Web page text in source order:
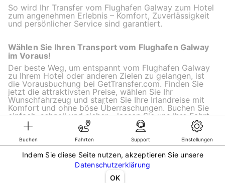
Buchen Fahrten Support Einstellungen
Indem Sie diese Seite nutzen, akzeptieren Sie unsere
Datenschutzerklärung
OK
So wird Ihr Transfer vom Flughafen Galway zum Hotel
zum angenehmen Erlebnis – Komfort, Zuverlässigkeit
und persönlicher Service sind garantiert.
Wählen Sie Ihren Transport vom Flughafen Galway
im Voraus!
Der beste Weg, um entspannt vom Flughafen Galway
zu Ihrem Hotel oder anderen Zielen zu gelangen, ist
die Vorausbuchung bei GetTransfer.com. Finden Sie
jetzt die attraktivsten Preise, wählen Sie Ihr
Wunschfahrzeug und starten Sie Ihre Irlandreise mit
Komfort und ohne böse Überraschungen. Buchen Sie
einfach, schnell und sicher – lassen Sie uns Ihre Fahrt
zum unvergesslichen Erlebnis machen!
©KG GLOBAL LIMITED. GetTransfer® is trademark of KG GLOBAL LIMITED.